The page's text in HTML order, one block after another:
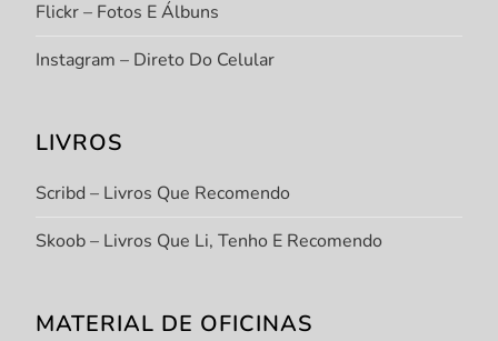
Flickr – Fotos E Álbuns
Instagram – Direto Do Celular
LIVROS
Scribd – Livros Que Recomendo
Skoob – Livros Que Li, Tenho E Recomendo
MATERIAL DE OFICINAS